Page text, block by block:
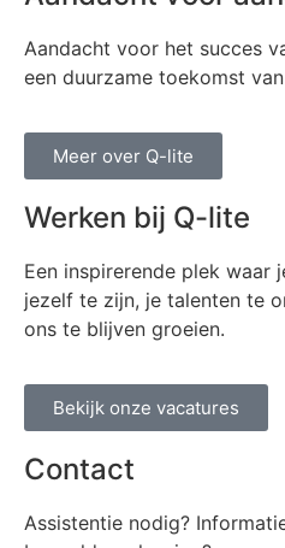
Aandacht voor het succes
een duurzame toekomst
Meer over Q-lite
Werken bij Q-lite
Een inspirerende plek waar
jezelf te zijn, je talenten te
ons te blijven groeien.
Bekijk onze vacatures
Contact
Assistentie nodig?